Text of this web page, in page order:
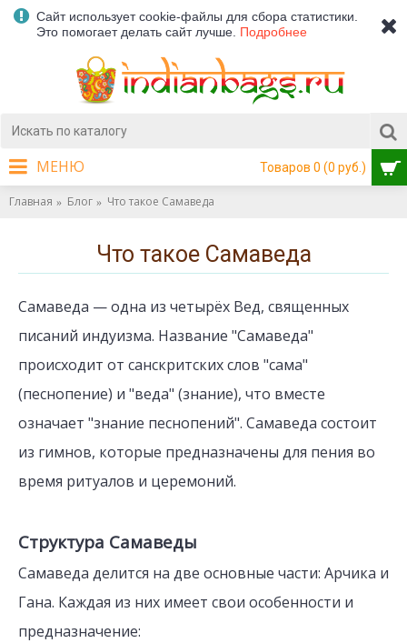
Сайт использует cookie-файлы для сбора статистики.
Это помогает делать сайт лучше. Подробнее
Товаров 0 (0 руб.)
МЕНЮ
Главная Блог Что такое Самаведа
Что такое Самаведа
Самаведа — одна из четырёх Вед, священных
писаний индуизма. Название "Самаведа"
происходит от санскритских слов "сама"
(песнопение) и "веда" (знание), что вместе
означает "знание песнопений". Самаведа состоит
из гимнов, которые предназначены для пения во
время ритуалов и церемоний.
Структура Самаведы
Самаведа делится на две основные части: Арчика и
Гана. Каждая из них имеет свои особенности и
предназначение: